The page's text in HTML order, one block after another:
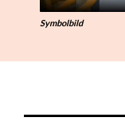
Symbolbild